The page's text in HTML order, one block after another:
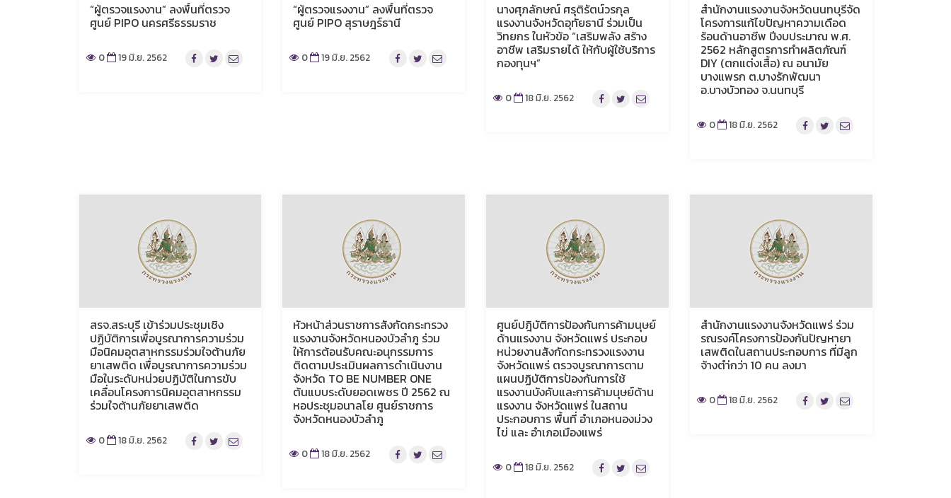
“ผู้ตรวจแรงงาน” ลงพื้นที่ตรวจ
ศูนย์ PIPO นครศรีธรรมราช
0 19 มิ.ย. 2562
“ผู้ตรวจแรงงาน” ลงพื้นที่ตรวจ
ศูนย์ PIPO สุราษฎร์ธานี
0 19 มิ.ย. 2562
นางศุภลักษณ์ ศรุติรัตน์วรกุล
แรงงานจังหวัดอุทัยธานี ร่วมเป็น
วิทยกร ในหัวข้อ “เสริมพลัง สร้าง
อาชีพ เสริมรายได้ ให้กับผู้ใช้บริการ
กองทุนฯ”
0 18 มิ.ย. 2562
สำนักงานแรงงานจังหวัดนนทบุรีจัด
โครงการแก้ไขปัญหาความเดือด
ร้อนด้านอาชีพ ปีงบประมาณ พ.ศ.
2562 หลักสูตรการทำผลิตภัณฑ์
DIY (ตกแต่งเสื้อ) ณ อนามัย
บางแพรก ต.บางรักพัฒนา
อ.บางบัวทอง จ.นนทบุรี
0 18 มิ.ย. 2562
สรจ.สระบุรี เข้าร่วมประชุมเชิง
ปฏิบัติการเพื่อบูรณาการความร่วม
มือนิคมอุตสาหกรรมร่วมใจต้านภัย
ยาเสพติด เพื่อบูรณาการความร่วม
มือในระดับหน่วยปฏิบัติในการขับ
เคลื่อนโครงการนิคมอุตสาหกรรม
ร่วมใจต้านภัยยาเสพติด
0 18 มิ.ย. 2562
หัวหน้าส่วนราชการสังกัดกระทรวง
แรงงานจังหวัดหนองบัวลำภู ร่วม
ให้การต้อนรับคณะอนุกรรมการ
ติดตามประเมินผลการดำเนินงาน
จังหวัด TO BE NUMBER ONE
ต้นแบบระดับยอดเพชร ปี 2562 ณ
หอประชุมอนาลโย ศูนย์ราชการ
จังหวัดหนองบัวลำภู
0 18 มิ.ย. 2562
ศูนย์ปฎิบัติการป้องกันการค้ามนุษย์
ด้านแรงงาน จังหวัดแพร่ ประกอบ
หน่วยงานสังกัดกระทรวงแรงงาน
จังหวัดแพร่ ตรวจบูรณาการตาม
แผนปฏิบัติการป้องกันการใช้
แรงงานบังคับและการค้ามนุษย์ด้าน
แรงงาน จังหวัดแพร่ ในสถาน
ประกอบการ พื้นที่ อำเภอหนองม่วง
ไข่ และ อำเภอเมืองแพร่
0 18 มิ.ย. 2562
สำนักงานแรงงานจังหวัดแพร่ ร่วม
รณรงค์โครงการป้องกันปัญหายา
เสพติดในสถานประกอบการ ที่มีลูก
จ้างตำ่กว่า 10 คน ลงมา
0 18 มิ.ย. 2562